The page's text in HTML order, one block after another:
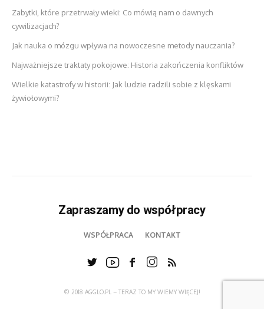
Zabytki, które przetrwały wieki: Co mówią nam o dawnych
cywilizacjach?
Jak nauka o mózgu wpływa na nowoczesne metody nauczania?
Najważniejsze traktaty pokojowe: Historia zakończenia konfliktów
Wielkie katastrofy w historii: Jak ludzie radzili sobie z klęskami
żywiołowymi?
Zapraszamy do współpracy
WSPÓŁPRACA KONTAKT
© 2018 AGGLO.PL – TERAZ TO MY WIEMY WIĘCEJ!